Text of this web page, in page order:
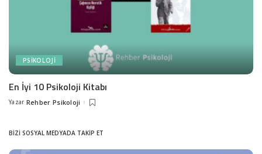
PSIKOLOJI
En İyi 10 Psikoloji Kitabı
Posted
Yazar Rehber Psikoloji
BIZI SOSYAL MEDYADA TAKIP ET